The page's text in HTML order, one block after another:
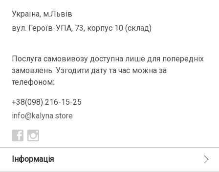
Україна, м.Львів
вул. Героїв-УПА, 73, корпус 10 (склад)
Послуга самовивозу доступна лише для попередніх
замовлень. Узгодити дату та час можна за
телефоном:
+38(098) 216-15-25
info@kalyna.store
Інформація